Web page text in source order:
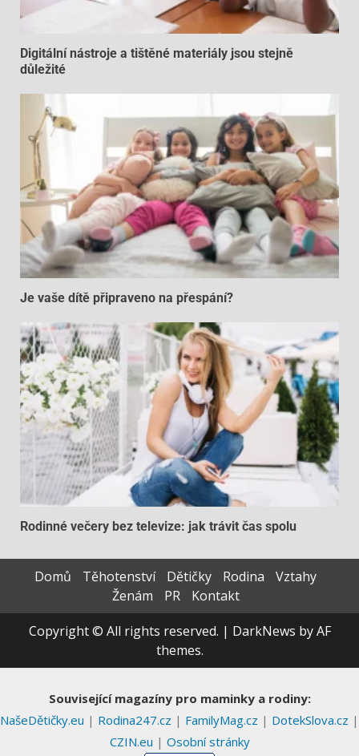
Digitální nástroje a tištěné materiály jsou stejně
důležité
Je vaše dítě připraveno na přespání?
Rodinné večery bez televize: jak trávit čas spolu
Domů Těhotenství Dětičky Rodina
Vztahy
Ženám
PR
Kontakt
Copyright © All rights reserved. | DarkNews by AF
themes.
Související magazíny pro maminky a rodiny:
NašeDětičky.eu | Rodina247.cz | FamilyMag.cz | DotekSlova.cz |
CZIN.eu | Osobní stránky